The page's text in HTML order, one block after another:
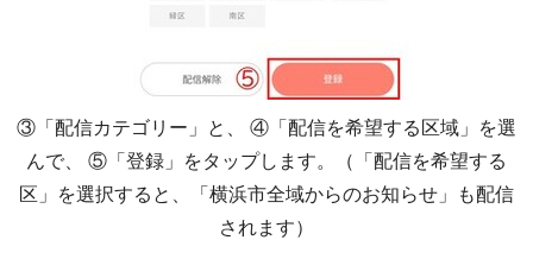
③「配信カテゴリー」と、 ④「配信を希望する区域」を選
んで、 ⑤「登録」をタップします。（「配信を希望する
区」を選択すると、「横浜市全域からのお知らせ」も配信
されます）